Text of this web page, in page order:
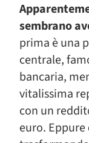
sembrano
prima è una
centrale,
bancaria,
vitalissima
con un
euro.